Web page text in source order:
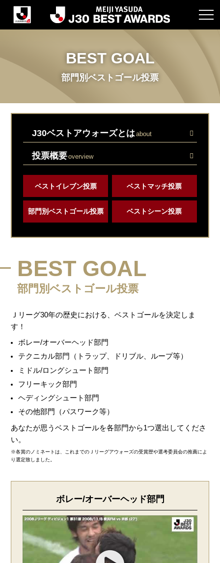
BEST GOAL
部門別ベストゴール投票
J30ベストアウォーズとはabout
投票概要overview
ベストイレブン投票 ベストマッチ投票
部門別ベストゴール投票 ベストシーン投票
BEST GOAL
部門別ベストゴール投票
Ｊリーグ30年の歴史における、ベストゴールを決定しま
す！
ボレー/オーバーヘッド部門
テクニカル部門（トラップ、ドリブル、ループ等）
ミドル/ロングシュート部門
フリーキック部門
ヘディングシュート部門
その他部門（パスワーク等）
あなたが思うベストゴールを各部門から1つ選出してくださ
い。
※各賞のノミネートは、これまでのＪリーグアウォーズの受賞歴や選考委員会の推薦によ
り選定致しました。
ボレー/オーバーヘッド部門